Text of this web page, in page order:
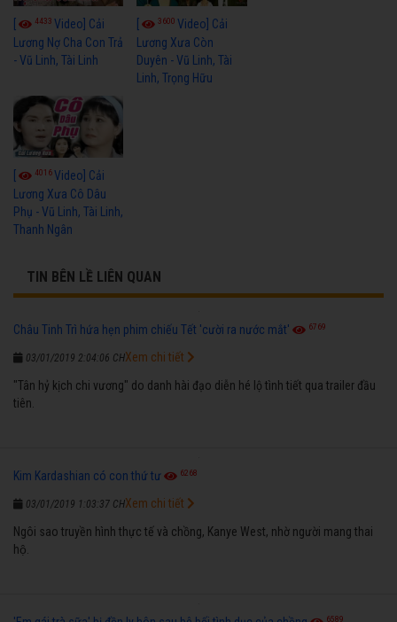
4433 Video] Cải
Lương Nợ Cha Con Trả
- Vũ Linh, Tài Linh
3600Video] Cải
Lương Xưa Còn
Duyên - Vũ Linh, Tài
Linh, Trọng Hữu
[ 4016Video] Cải
Lương Xưa Cô Dâu
Phụ - Vũ Linh, Tài Linh,
Thanh Ngân
TIN BÊN LỀ LIÊN QUAN
Châu Tinh Trì hứa hẹn phim chiếu Tết 'cười ra nước mắt' 6769
03/01/2019 2:04:06 CH
"Tân hỷ kịch chi vương" do danh hài đạo diễn hé lộ tình tiết qua trailer đầu
tiên.
Xem chi tiết
Kim Kardashian có con thứ tư 6268
03/01/2019 1:03:37 CH
Ngôi sao truyền hình thực tế và chồng, Kanye West, nhờ người mang thai
hộ.
Xem chi tiết
6589